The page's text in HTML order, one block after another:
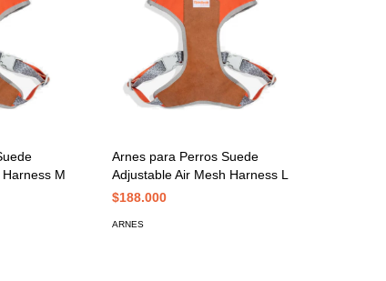
M
Arnes para Perros Suede
Adjustable Air Mesh Harness L
$188.000
ARNES